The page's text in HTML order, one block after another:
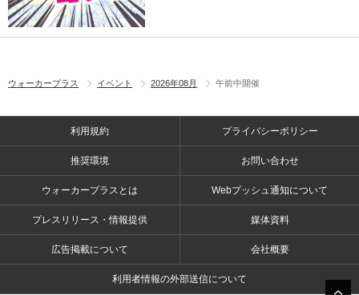
ウォーカープラス イベント 2026年08月 午前中開催
利用規約 プライバシーポリシー
推奨環境 お問い合わせ
ウォーカープラスとは Webプッシュ通知について
プレスリリース・情報提供 媒体資料
広告掲載について 会社概要
利用者情報の外部送信について